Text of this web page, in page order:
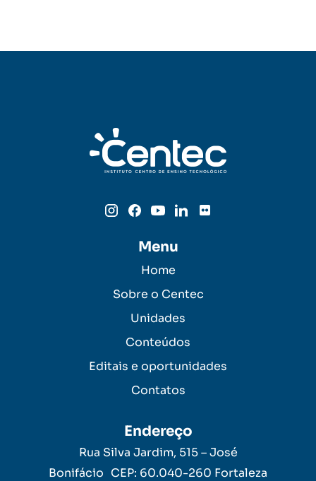
Menu
Home
Sobre o Centec
Unidades
Conteúdos
Editais e oportunidades
Contatos
Endereço
Rua Silva Jardim, 515 – José
Bonifácio CEP: 60.040-260 Fortaleza